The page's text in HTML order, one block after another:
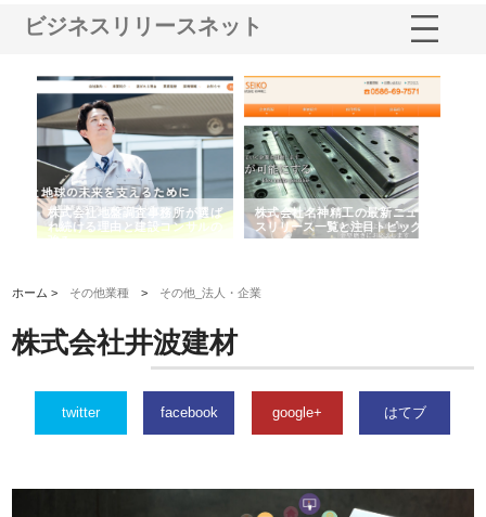
ビジネスリリースネット
株式会社名神精工の最新ニュー
スリリース一覧と注目トピック
有限会社エム・ビルドが南多摩
で選ばれる道路舗装と土木工事
の実力
ホーム > その他業種 > その他_法人・企業
株式会社井波建材
twitter facebook google+ はてブ